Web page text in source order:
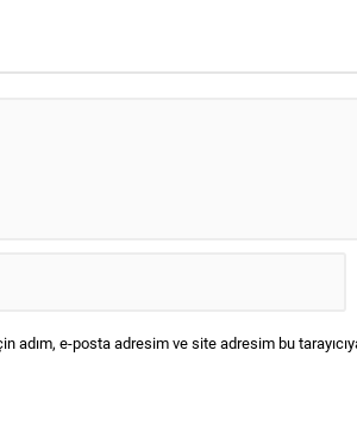
adım, e-posta adresim ve site adresim bu